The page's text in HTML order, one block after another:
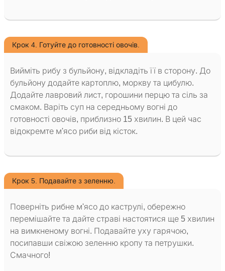
Крок 4. Готуйте до готовності овочів.
Вийміть рибу з бульйону, відкладіть її в сторону. До
бульйону додайте картоплю, моркву та цибулю.
Додайте лавровий лист, горошини перцю та сіль за
смаком. Варіть суп на середньому вогні до
готовності овочів, приблизно 15 хвилин. В цей час
відокремте м'ясо риби від кісток.
Крок 5. Подавайте з зеленню.
Поверніть рибне м'ясо до каструлі, обережно
перемішайте та дайте страві настоятися ще 5 хвилин
на вимкненому вогні. Подавайте уху гарячою,
посипавши свіжою зеленню кропу та петрушки.
Смачного!